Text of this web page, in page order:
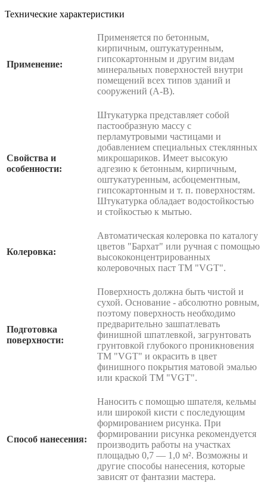
Технические характеристики
Применение:
Применяется по бетонным,
кирпичным, оштукатуренным,
гипсокартонным и другим видам
минеральных поверхностей внутри
помещений всех типов зданий и
сооружений (А-В).
Свойства и
особенности:
Штукатурка представляет собой
пастообразную массу с
перламутровыми частицами и
добавлением специальных стеклянных
микрошариков. Имеет высокую
адгезию к бетонным, кирпичным,
оштукатуренным, асбоцементным,
гипсокартонным и т. п. поверхностям.
Штукатурка обладает водостойкостью
и стойкостью к мытью.
Колеровка:
Автоматическая колеровка по каталогу
цветов "Бархат" или ручная с помощью
высококонцентрированных
колеровочных паст ТМ "VGT".
Подготовка
поверхности:
Поверхность должна быть чистой и
сухой. Основание - абсолютно ровным,
поэтому поверхность необходимо
предварительно зашпатлевать
финишной шпатлевкой, загрунтовать
грунтовкой глубокого проникновения
ТМ "VGT" и окрасить в цвет
финишного покрытия матовой эмалью
или краской ТМ "VGT".
Способ нанесения:
Наносить с помощью шпателя, кельмы
или широкой кисти с последующим
формированием рисунка. При
формировании рисунка рекомендуется
производить работы на участках
площадью 0,7 — 1,0 м². Возможны и
другие способы нанесения, которые
зависят от фантазии мастера.